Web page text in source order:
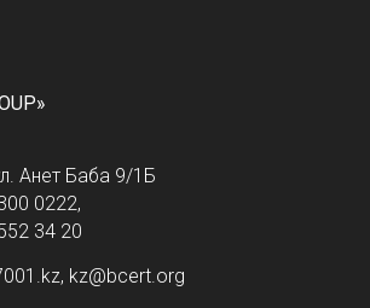
Анет Баба 9/1Б
0222,
34 20
kz@bcert.org